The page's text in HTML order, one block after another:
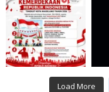
Load More